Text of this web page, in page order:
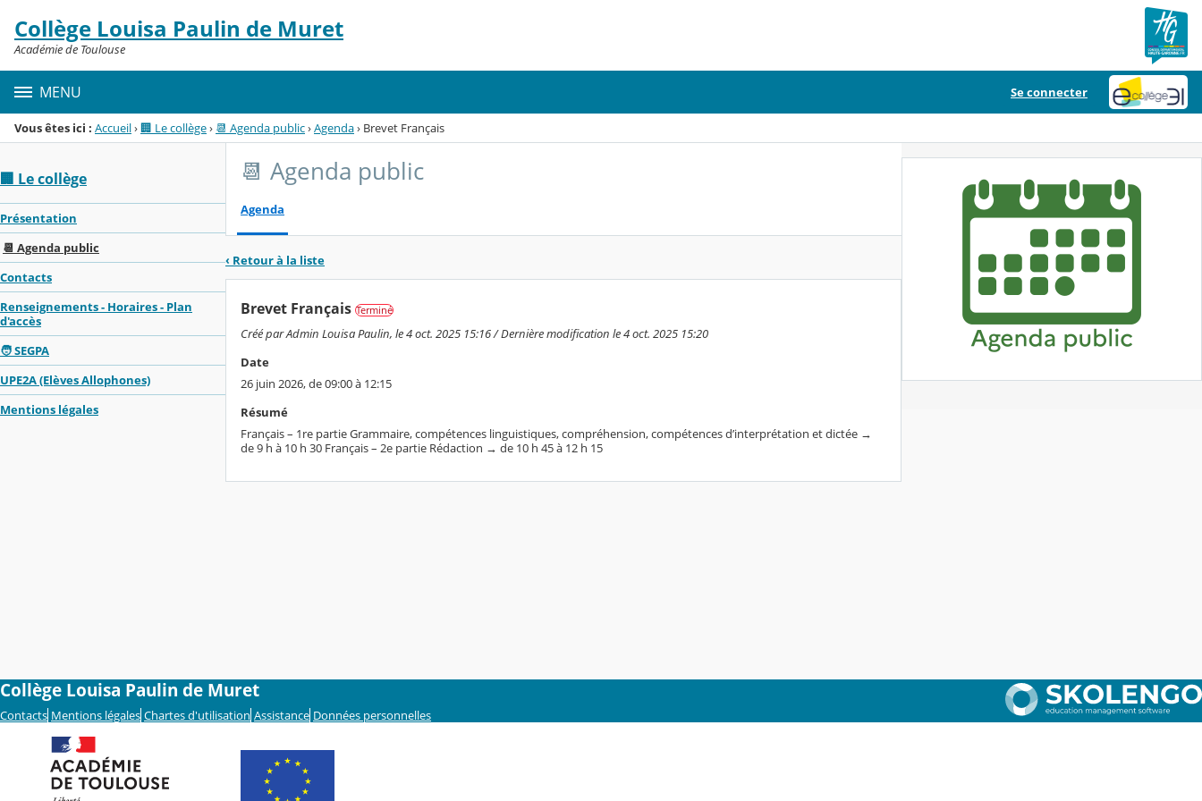
Menu de la rubrique
Contenu
Collège Louisa Paulin de Muret
Académie de Toulouse
MENU Se connecter
Vous êtes ici : Accueil›🏢 Le collège› 📆 Agenda public›Agenda› Brevet Français
🏢 Le collège
Présentation
📆 Agenda public
Contacts
Renseignements - Horaires - Plan
d'accès
🧑 SEGPA
UPE2A (Elèves Allophones)
Mentions légales
📆 Agenda public
Agenda
‹ Retour à la liste
Brevet Français Terminé
Créé par Admin Louisa Paulin, le 4 oct. 2025 15:16 / Dernière modification le 4 oct. 2025 15:20
Date
26 juin 2026, de 09:00 à 12:15
Résumé
Français – 1re partie Grammaire, compétences linguistiques, compréhension, compétences d’interprétation et dictée →
de 9 h à 10 h 30 Français – 2e partie Rédaction → de 10 h 45 à 12 h 15
Collège Louisa Paulin de Muret
Contacts Mentions légales Chartes d'utilisation Assistance Données personnelles